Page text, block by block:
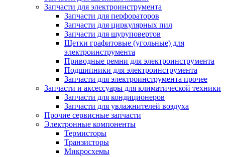
Запчасти для электроинструмента
Запчасти для перфораторов
Запчасти для циркулярных пил
Запчасти для шуруповертов
Щетки графитовые (угольные) для
электроинструмента
Приводные ремни для электроинструмента
Подшипники для электроинструмента
Запчасти для электроинструмента прочее
Запчасти и аксессуары для климатической техники
Запчасти для кондиционеров
Запчасти для увлажнителей воздуха
Прочие сервисные запчасти
Электронные компоненты
Термисторы
Транзисторы
Микросхемы